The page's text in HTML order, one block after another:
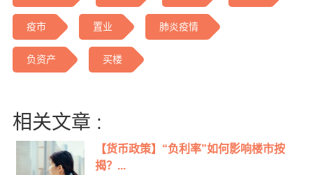
疫市 置业 肺炎疫情
负资产 买楼
相关文章 :
【货币政策】“负利率”如何影响楼市按
揭？...